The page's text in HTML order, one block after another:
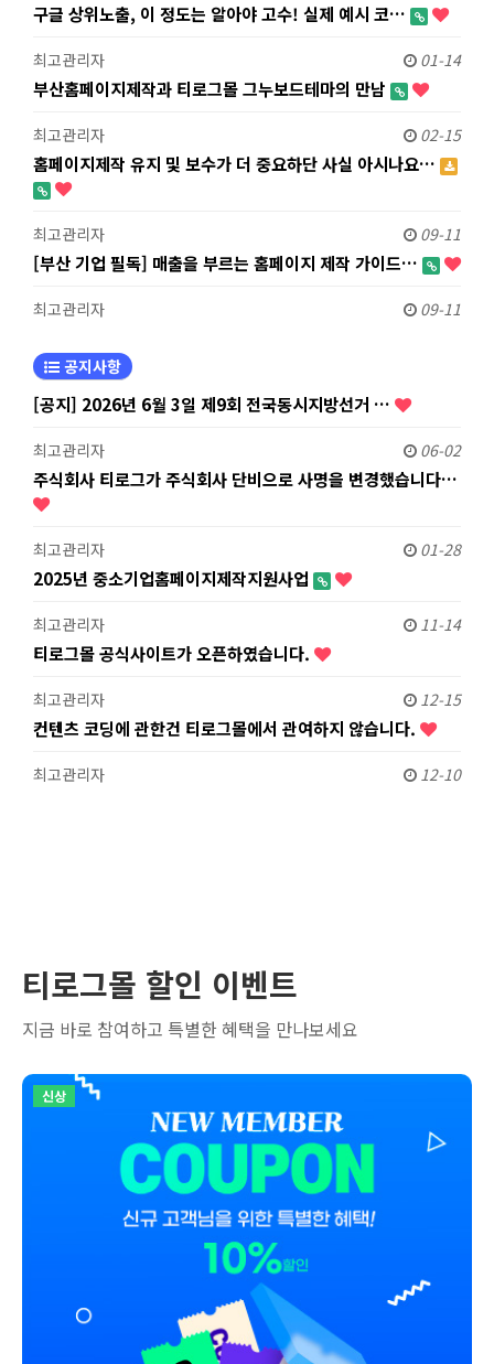
구글 상위노출, 이 정도는 알아야 고수! 실제 예시 코…
최고관리자 01-14
부산홈페이지제작과 티로그몰 그누보드테마의 만남
최고관리자 02-15
홈페이지제작 유지 및 보수가 더 중요하단 사실 아시나요…
최고관리자 09-11
[부산 기업 필독] 매출을 부르는 홈페이지 제작 가이드…
최고관리자 09-11
공지사항
[공지] 2026년 6월 3일 제9회 전국동시지방선거 …
최고관리자 06-02
주식회사 티로그가 주식회사 단비으로 사명을 변경했습니다…
최고관리자 01-28
2025년 중소기업홈페이지제작지원사업
최고관리자 11-14
티로그몰 공식사이트가 오픈하였습니다.
최고관리자 12-15
컨텐츠 코딩에 관한건 티로그몰에서 관여하지 않습니다.
최고관리자 12-10
티로그몰 할인 이벤트
지금 바로 참여하고 특별한 혜택을 만나보세요
신상